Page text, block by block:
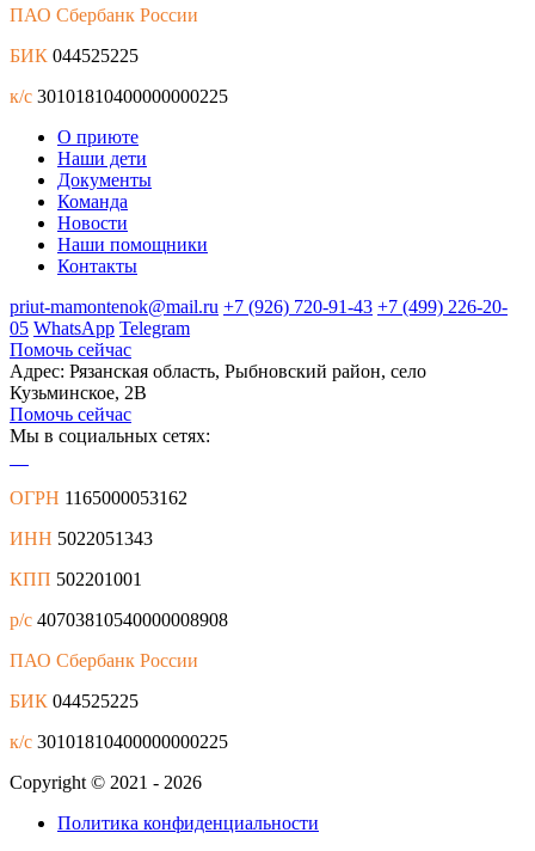
ПАО Сбербанк России
БИК 044525225
к/с 30101810400000000225
О приюте
Наши дети
Документы
Команда
Новости
Наши помощники
Контакты
priut-mamontenok@mail.ru +7 (926) 720-91-43 +7 (499) 226-20-
05 WhatsApp Telegram
Помочь сейчас
Адрес: Рязанская область, Рыбновский район, село
Кузьминское, 2В
Помочь сейчас
Мы в социальных сетях:
ОГРН 1165000053162
ИНН 5022051343
КПП 502201001
р/с 40703810540000008908
ПАО Сбербанк России
БИК 044525225
к/с 30101810400000000225
Copyright © 2021 - 2026
Политика конфиденциальности